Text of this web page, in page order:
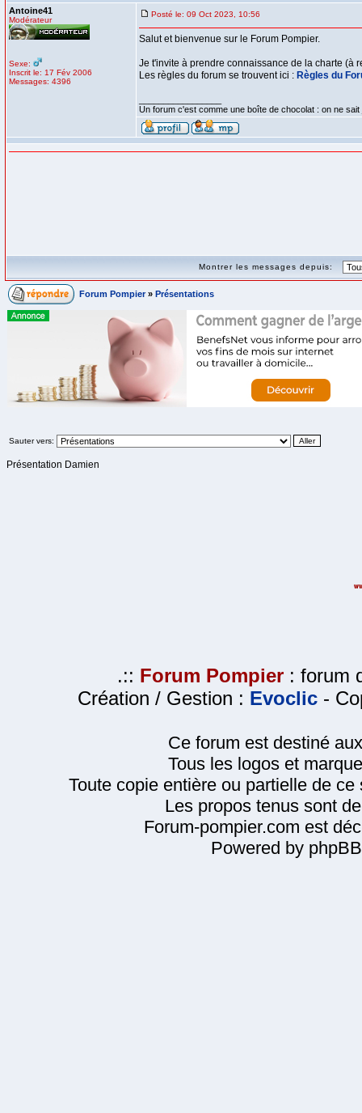
Antoine41
Modérateur
Sexe:
Inscrit le: 17 Fév 2006
Messages: 4396
Posté le: 09 Oct 2023, 10:56
Salut et bienvenue sur le Forum Pompier.
Je t'invite à prendre connaissance de la charte (à
Les règles du forum se trouvent ici : Règles du
Un forum c'est comme une boîte de chocolat : on ne
Montrer les messages depuis:
Forum Pompier » Présentations
Sauter vers:
Présentation Damien
.:: Forum Pompier : forum
Création / Gestion : Evoclic -
Ce forum est destiné
Tous les logos et
Toute copie entière ou partielle de
Les propos tenus sont
Forum-pompier.com est
Powered by